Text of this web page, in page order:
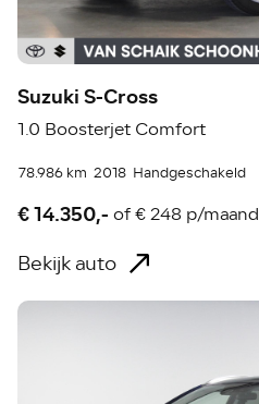
Suzuki S-Cross
1.0 Boosterjet Comfort
78.986 km 2018 Handgeschakeld
€ 14.350,- of€ 248 p/maand
Bekijk auto